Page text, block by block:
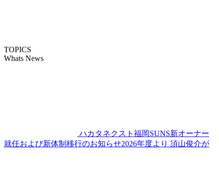
TOPICS
Whats News
ハカタネクスト福岡SUNS新オーナー
就任および新体制移行のお知らせ2026年度より 須山俊介が